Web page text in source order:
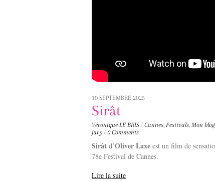
10 SEPTEMBRE 2025
Sirât
Véronique LE BRIS / Cannes, Festivals, Mon blog
jury / 0 Comments
Sirât d’Oliver Laxe est un film de
78e Festival de Cannes.
Lire la suite